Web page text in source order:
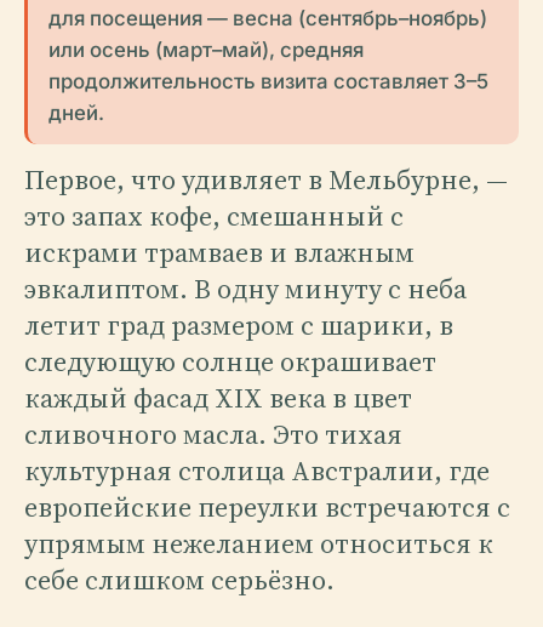
для посещения — весна (сентябрь–ноябрь)
или осень (март–май), средняя
продолжительность визита составляет 3–5
дней.
Первое, что удивляет в Мельбурне, —
это запах кофе, смешанный с
искрами трамваев и влажным
эвкалиптом. В одну минуту с неба
летит град размером с шарики, в
следующую солнце окрашивает
каждый фасад XIX века в цвет
сливочного масла. Это тихая
культурная столица Австралии, где
европейские переулки встречаются с
упрямым нежеланием относиться к
себе слишком серьёзно.